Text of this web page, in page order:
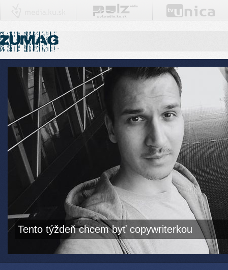
Tento týždeň chcem byť copywriterkou